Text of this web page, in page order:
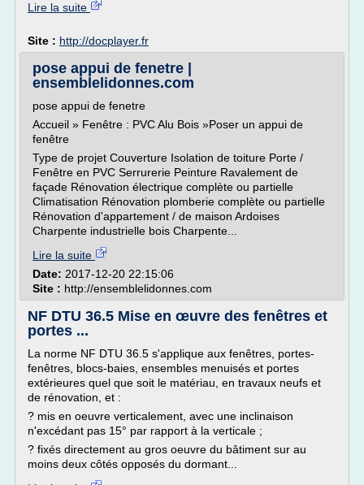
Lire la suite
Site : http://docplayer.fr
pose appui de fenetre |
ensemblelidonnes.com
pose appui de fenetre
Accueil » Fenêtre : PVC Alu Bois »Poser un appui de
fenêtre
Type de projet Couverture Isolation de toiture Porte /
Fenêtre en PVC Serrurerie Peinture Ravalement de
façade Rénovation électrique complète ou partielle
Climatisation Rénovation plomberie complète ou partielle
Rénovation d'appartement / de maison Ardoises
Charpente industrielle bois Charpente...
Lire la suite
Date: 2017-12-20 22:15:06
Site : http://ensemblelidonnes.com
NF DTU 36.5 Mise en œuvre des fenêtres et
portes ...
La norme NF DTU 36.5 s'applique aux fenêtres, portes-
fenêtres, blocs-baies, ensembles menuisés et portes
extérieures quel que soit le matériau, en travaux neufs et
de rénovation, et :
? mis en oeuvre verticalement, avec une inclinaison
n'excédant pas 15° par rapport à la verticale ;
? fixés directement au gros oeuvre du bâtiment sur au
moins deux côtés opposés du dormant...